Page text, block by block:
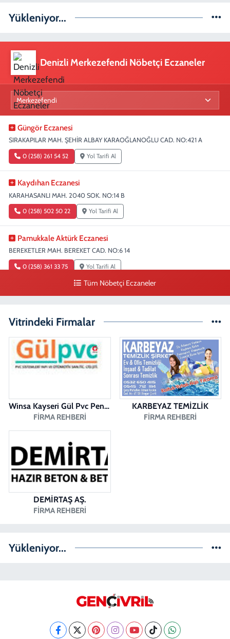
Yükleniyor...
Denizli Merkezefendi Nöbetçi Eczaneler
Güngör Eczanesi
SIRAKAPILAR MAH. ŞEHİR ALBAY KARAOĞLANOĞLU CAD. NO:421 A
0 (258) 261 54 52 Yol Tarifi Al
Kaydıhan Eczanesi
KARAHASANLI MAH. 2040 SOK. NO:14 B
0 (258) 502 50 22 Yol Tarifi Al
Pamukkale Aktürk Eczanesi
BEREKETLER MAH. BEREKET CAD. NO:6 14
0 (258) 361 33 75 Yol Tarifi Al
0 (258) 377 85 78 Yol Tarifi Al
Saglık Eczanesi
SIRAKAPILAR MAH. ŞEHİT ALBAY KARAOĞLANOĞLU CAD. NO:10 A
Tüm Nöbetçi Eczaneler
Vitrindeki Firmalar
Winsa Kayseri Gül Pvc Pencere Kayseri Winsa
FIRMA REHBERI
KARBEYAZ TEMİZLİK
FIRMA REHBERI
DEMİRTAŞ AŞ.
FIRMA REHBERI
Yükleniyor...